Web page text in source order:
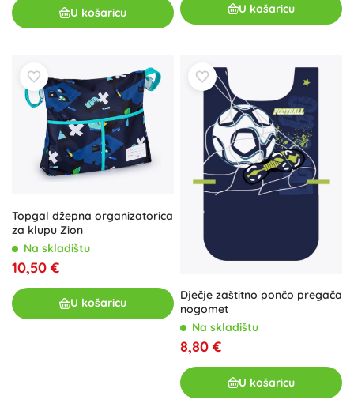
U košaricu U košaricu
Topgal džepna organizatorica
za klupu Zion
Na skladištu
10,50 €
U košaricu
Dječje zaštitno pončo pregača
nogomet
Na skladištu
8,80 €
U košaricu